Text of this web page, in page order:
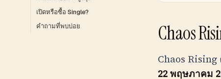
เปิดหรือซื้อ Single?
คำถามที่พบบ่อย
Chaos
Chaos
22 พฤษภาคม